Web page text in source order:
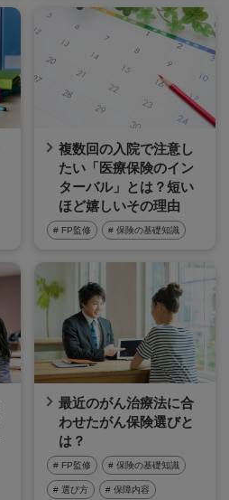
複数回の入院で注意し
たい「医療保険のイン
ターバル」とは？短い
ほど嬉しいその理由
# FP監修 # 保険の基礎知識
最近のがん治療法に合
わせたがん保険選びと
は？
# FP監修 # 保険の基礎知識
# 選び方 # 保障内容